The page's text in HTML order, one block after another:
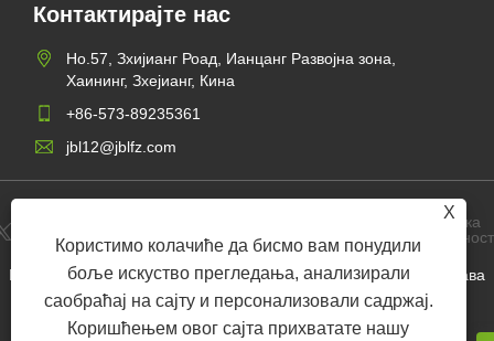
X
Користимо колачиће да бисмо вам понудили
боље искуство прегледања, анализирали
саобраћај на сајту и персонализовали садржај.
Коришћењем овог сајта прихватате нашу
Контактирајте нас
Но.57, Зхијианг Роад, Ианцанг Развојна зона,
Хаининг, Зхејианг, Кина
+86-573-89235361
jbl12@jblfz.com
Политика
Цопиригхт © 2021 Хаининг Јинбаили Тектиле Цо., Лтд. Сва права